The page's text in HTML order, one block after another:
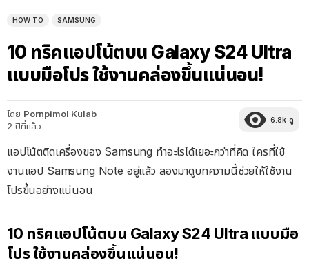
HOW TO SAMSUNG
10 ทริคแอปโน้ตบน Galaxy S24 Ultra
แบบมือโปร ใช้งานคล่องขึ้นแน่นอน!
โดย Pornpimol Kulab
2 ปีที่แล้ว
6.8k ดู
แอปโน้ตติดเครื่องของ Samsung ทำอะไรได้เยอะกว่าที่คิด ใครที่ใช้
งานแอป Samsung Note อยู่แล้ว ลองมาดูบทความนี้ช่วยให้ใช้งาน
โปรขึ้นอย่างแน่นอน
10 ทริคแอปโน้ตบน Galaxy S24 Ultra แบบมือ
โปร ใช้งานคล่องขึ้นแน่นอน!